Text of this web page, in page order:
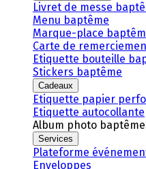
Livret de messe
Menu baptême
Marque-place
Carte de
Etiquette bouteille
Stickers baptême
Cadeaux
Etiquette papier
Etiquette autocollante
Album photo baptême
Services
Plateforme
Enveloppes